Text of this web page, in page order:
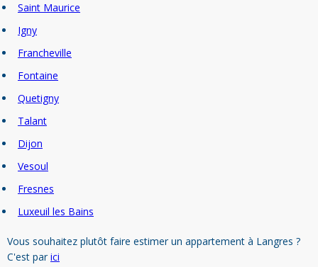
Saint Maurice
Igny
Francheville
Fontaine
Quetigny
Talant
Dijon
Vesoul
Fresnes
Luxeuil les Bains
Vous souhaitez plutôt faire estimer un appartement à Langres ?
C'est parici